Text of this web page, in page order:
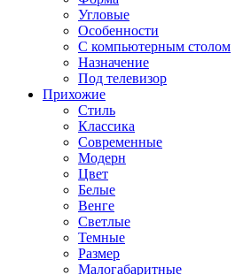
Угловые
Особенности
С компьютерным столом
Назначение
Под телевизор
Прихожие
Стиль
Классика
Современные
Модерн
Цвет
Белые
Венге
Светлые
Темные
Размер
Малогабаритные